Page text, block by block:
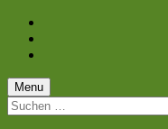
content
footer
Menu
Suchen
nach: